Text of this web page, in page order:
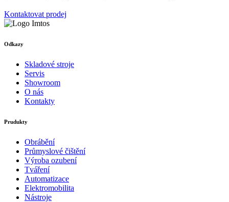
Kontaktovat prodej
Odkazy
Skladové stroje
Servis
Showroom
O nás
Kontakty
Prudukty
Obrábění
Průmyslové čištění
Výroba ozubení
Tváření
Automatizace
Elektromobilita
Nástroje